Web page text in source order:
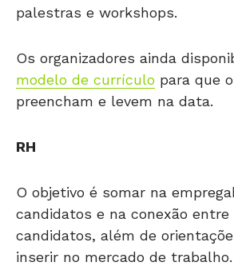
palestras e workshops.
Os organizadores ainda
modelo de currículo para que
preencham e levem na data.
RH
O objetivo é somar na
candidatos e na conexão entre
candidatos, além de
inserir no mercado de trabalho.